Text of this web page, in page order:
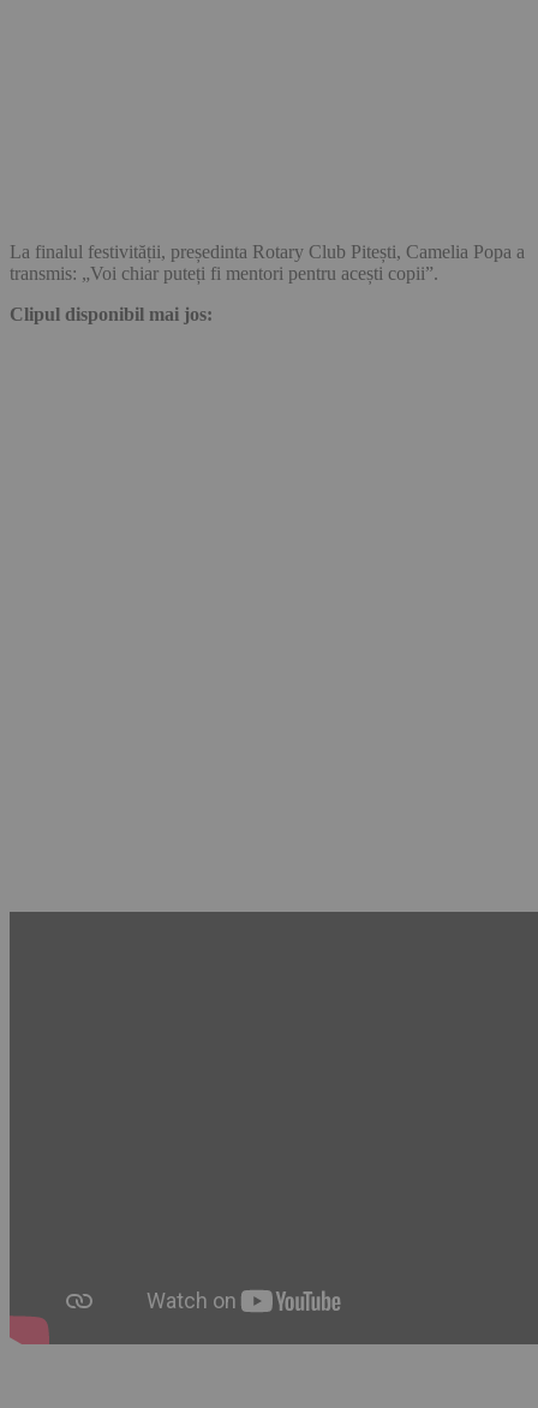
La finalul festivității, președinta Rotary Club Pitești, Camelia Popa a
transmis: „Voi chiar puteți fi mentori pentru acești copii”.
Clipul disponibil mai jos: